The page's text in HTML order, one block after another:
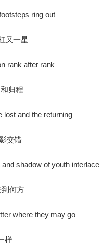
ring out
又一星
rank after rank
归程
lost and the returning
交错
shadow of youth interlace
何方
where they may go
样